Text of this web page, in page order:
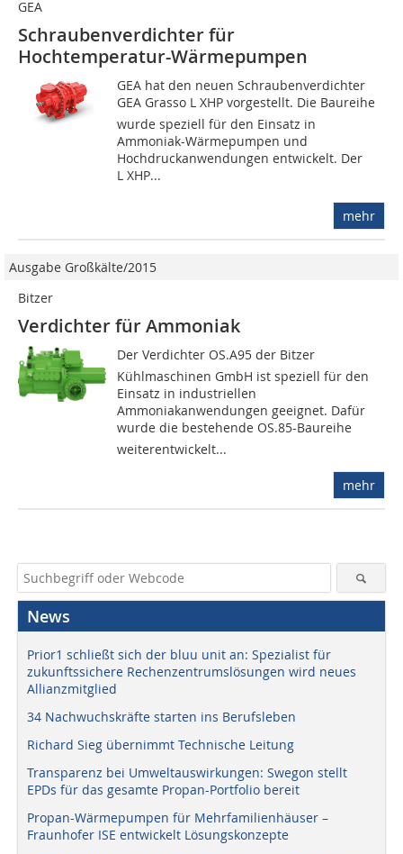
GEA
Schraubenverdichter für
Hochtemperatur-Wärmepumpen
GEA hat den neuen Schraubenverdichter
GEA Grasso L XHP vorgestellt. Die Baureihe
wurde speziell für den Einsatz in
Ammoniak-Wärmepumpen und
Hochdruckanwendungen entwickelt. Der
L XHP...
mehr
Ausgabe Großkälte/2015
Bitzer
Verdichter für Ammoniak
Der Verdichter OS.A95 der Bitzer
Kühlmaschinen GmbH ist speziell für den
Einsatz in industriellen
Ammoniakanwendungen geeignet. Dafür
wurde die bestehende OS.85-Baureihe
weiterentwickelt...
mehr
News
Prior1 schließt sich der bluu unit an: Spezialist für
zukunftssichere Rechenzentrumslösungen wird neues
Allianzmitglied
34 Nachwuchskräfte starten ins Berufsleben
Richard Sieg übernimmt Technische Leitung
Transparenz bei Umweltauswirkungen: Swegon stellt
EPDs für das gesamte Propan-Portfolio bereit
Propan-Wärmepumpen für Mehrfamilienhäuser –
Fraunhofer ISE entwickelt Lösungskonzepte